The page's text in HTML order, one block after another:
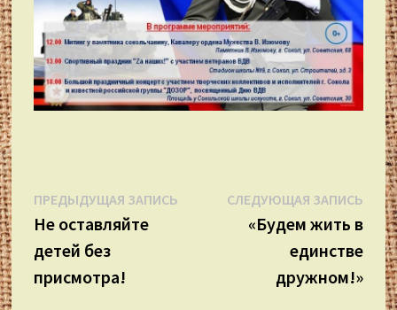
Навигация
по
записям
ПРЕДЫДУЩАЯ ЗАПИСЬ Предыдущая
Не оставляйте
детей без
присмотра!
СЛЕДУЮЩАЯ ЗАПИСЬ
«Будем жить в
единстве
дружном!»